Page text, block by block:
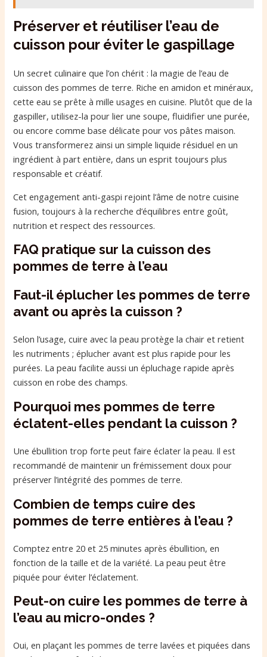
Préserver et réutiliser l’eau de
cuisson pour éviter le gaspillage
Un secret culinaire que l’on chérit : la magie de l’eau de
cuisson des pommes de terre. Riche en amidon et minéraux,
cette eau se prête à mille usages en cuisine. Plutôt que de la
gaspiller, utilisez-la pour lier une soupe, fluidifier une purée,
ou encore comme base délicate pour vos pâtes maison.
Vous transformerez ainsi un simple liquide résiduel en un
ingrédient à part entière, dans un esprit toujours plus
responsable et créatif.
Cet engagement anti-gaspi rejoint l’âme de notre cuisine
fusion, toujours à la recherche d’équilibres entre goût,
nutrition et respect des ressources.
FAQ pratique sur la cuisson des
pommes de terre à l’eau
Faut-il éplucher les pommes de terre
avant ou après la cuisson ?
Selon l’usage, cuire avec la peau protège la chair et retient
les nutriments ; éplucher avant est plus rapide pour les
purées. La peau facilite aussi un épluchage rapide après
cuisson en robe des champs.
Pourquoi mes pommes de terre
éclatent-elles pendant la cuisson ?
Une ébullition trop forte peut faire éclater la peau. Il est
recommandé de maintenir un frémissement doux pour
préserver l’intégrité des pommes de terre.
Combien de temps cuire des
pommes de terre entières à l’eau ?
Comptez entre 20 et 25 minutes après ébullition, en
fonction de la taille et de la variété. La peau peut être
piquée pour éviter l’éclatement.
Peut-on cuire les pommes de terre à
l’eau au micro-ondes ?
Oui, en plaçant les pommes de terre lavées et piquées dans